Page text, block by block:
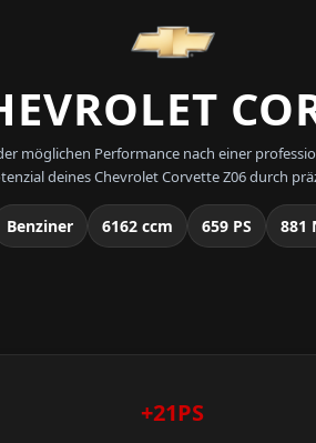
möglichen Performance nach einer
deines Chevrolet Corvette Z06 durch
Benziner 6162 ccm 659 PS 881
+21PS